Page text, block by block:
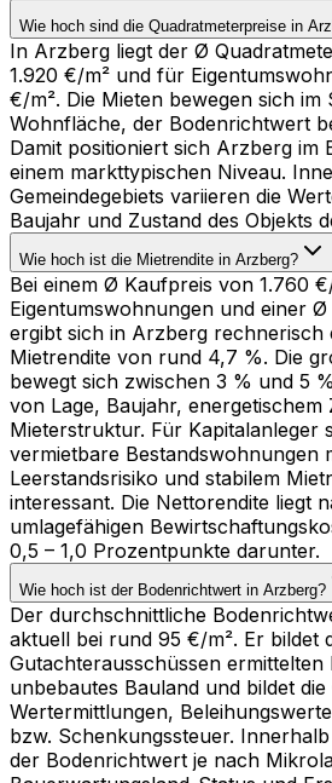
Wie hoch sind die Quadratmeterpreise in
In Arzberg liegt der Ø
1.920 €/m² und für
€/m². Die Mieten bewegen sich
Wohnfläche, der Bodenrichtwert
Damit positioniert sich Arzberg im
einem markttypischen Niveau.
Gemeindegebiets variieren die
Baujahr und Zustand des Objekts
Wie hoch ist die Mietrendite in Arzberg?
Bei einem Ø Kaufpreis von 1.760
Eigentumswohnungen und einer
ergibt sich in Arzberg rechnerisch
Mietrendite von rund 4,7 %. Die
bewegt sich zwischen 3 % und 5
von Lage, Baujahr, energetischem
Mieterstruktur. Für Kapitalanleger
vermietbare Bestandswohnungen
Leerstandsrisiko und stabilem
interessant. Die Nettorendite liegt
umlagefähigen
0,5 – 1,0 Prozentpunkte darunter.
Wie hoch ist der Bodenrichtwert in Arzberg?
Der durchschnittliche
aktuell bei rund 95 €/m². Er bildet
Gutachterausschüssen
unbebautes Bauland und bildet
Wertermittlungen,
bzw. Schenkungssteuer.
der Bodenrichtwert je nach